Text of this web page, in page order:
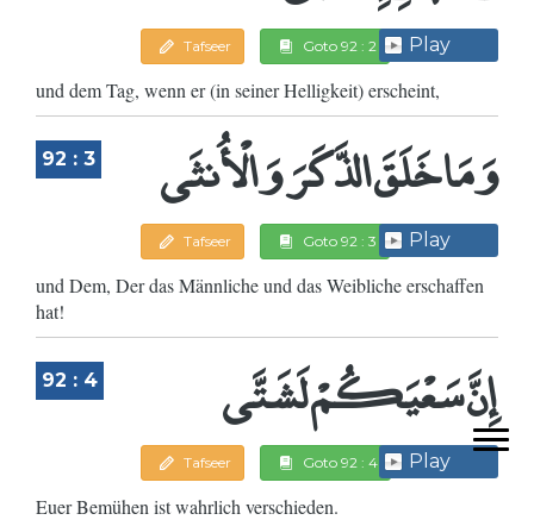
Tafseer Goto 92 : 2 Play
und dem Tag, wenn er (in seiner Helligkeit) erscheint,
92 : 3 وَمَا خَلَقَ الذَّكَرَ وَالْأُنثَى
Tafseer Goto 92 : 3 Play
und Dem, Der das Männliche und das Weibliche erschaffen
hat!
92 : 4 إِنَّ سَعْيَكُمْ لَشَتَّى
Tafseer Goto 92 : 4 Play
Euer Bemühen ist wahrlich verschieden.